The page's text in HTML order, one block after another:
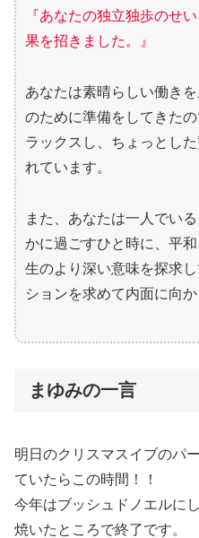
『あなたの独立独歩のせ
果を招きました。』
あなたは素晴らしい働き
のために準備をしてきた
ラックスし、ちょっとし
れています。
また、あなたは一人でい
かに過ごすひと時に、平
生のより深い意味を探求
ションを求めて内面に向か
まゆみの一言
明日のクリスマスイブのパ
ていたらこの時間！！
今年はブッシュドノエルに
焼いたところで終了です。